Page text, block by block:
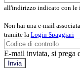
all'indirizzo indicato con le
Non hai una e-mail
tramite la Login Spaggiari
E-mail inviata, si prega